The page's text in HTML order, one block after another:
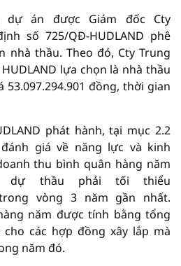
dự án được Giám đốc Cty
số 725/QĐ-HUDLAND phê
nhà thầu. Theo đó, Cty Trung
lựa chọn là nhà thầu
đồng, thời gian
phát hành, tại mục 2.2
giá về năng lực và kinh
thu bình quân hàng năm
dự thầu phải tối thiểu
trong vòng 3 năm gần nhất.
năm được tính bằng tổng
các hợp đồng xây lắp mà
năm đó.